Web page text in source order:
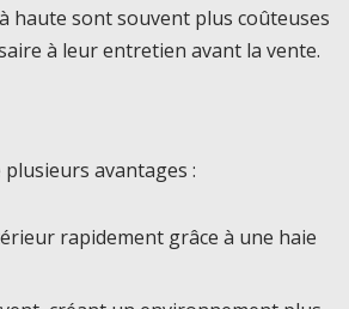
haute sont souvent plus coûteuses
à leur entretien avant la vente.
avantages :
rapidement grâce à une haie